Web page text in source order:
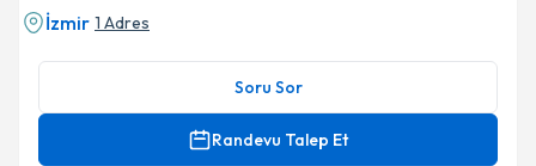
İzmir 1 Adres
Soru Sor
Randevu Talep Et